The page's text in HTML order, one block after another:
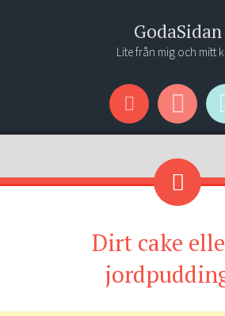
GodaSidan
Lite från mig och mitt
Menu
Widgets
Search
Dirt cake